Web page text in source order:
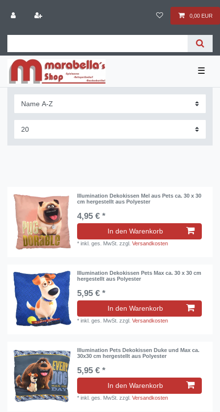
0,00 EUR
☰
Illumination Dekokissen Mel aus Pets ca. 30 x 30
cm hergestellt aus Polyester
4,95 € *
In den Warenkorb
*inkl. ges. MwSt. zzgl.Versandkosten
Illumination Dekokissen Pets Max ca. 30 x 30 cm
hergestellt aus Polyester
5,95 € *
In den Warenkorb
*inkl. ges. MwSt. zzgl.Versandkosten
Illumination Pets Dekokissen Duke und Max ca.
30x30 cm hergestellt aus Polyester
5,95 € *
In den Warenkorb
*inkl. ges. MwSt. zzgl.Versandkosten